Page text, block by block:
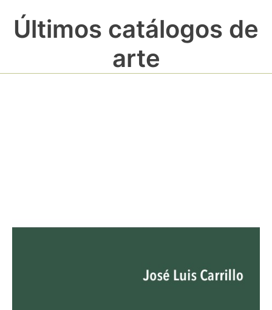
Últimos catálogos de
arte